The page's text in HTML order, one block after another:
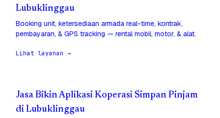
Lubuklinggau
Booking unit, ketersediaan armada real-time, kontrak,
pembayaran, & GPS tracking — rental mobil, motor, & alat.
Lihat layanan →
Jasa Bikin Aplikasi Koperasi Simpan Pinjam
di Lubuklinggau